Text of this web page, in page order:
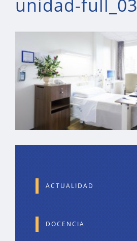
unidad-full_03
ACTUALIDAD
DOCENCIA